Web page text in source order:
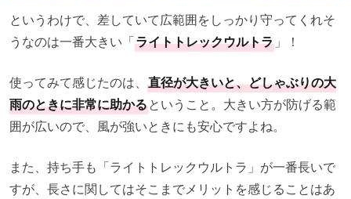
というわけで、差していて広範囲をしっかり守ってくれそ
うなのは一番大きい「ライトトレックウルトラ 」！
使ってみて感じたのは、 直径が大きいと、どしゃぶりの大
雨のときに非常に助かるということ。大きい方が防げる範
囲が広いので、風が強いときにも安心ですよね。
また、持ち手も「ライトトレックウルトラ」が一番長いで
すが、長さに関してはそこまでメリットを感じることはあ